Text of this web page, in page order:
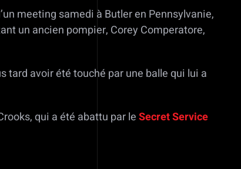
meeting samedi à Butler en Pennsylvanie,
un ancien pompier, Corey Comperatore,
tard avoir été touché par une balle qui lui a
qui a été abattu par leSecret Service